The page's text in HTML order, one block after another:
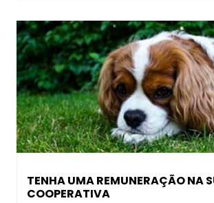
TENHA UMA REMUNERAÇÃO NA
COOPERATIVA